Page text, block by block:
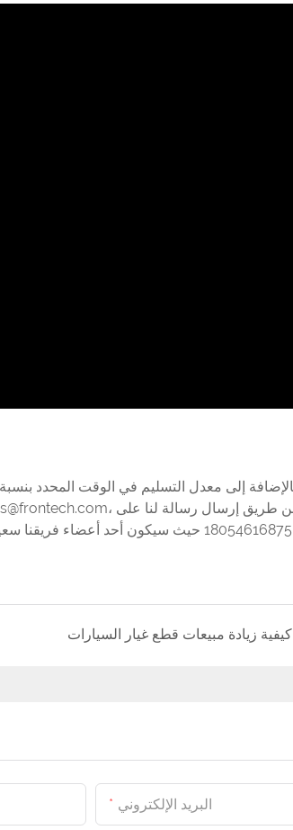
كيفية زيادة مبيعات قطع غيار السيارات
البريد الإلكتروني